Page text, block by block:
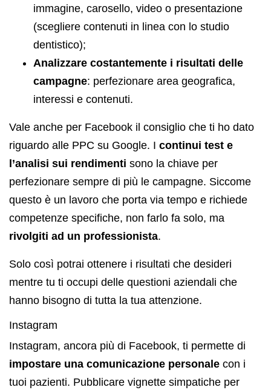
immagine, carosello, video o presentazione
(scegliere contenuti in linea con lo studio
dentistico);
Analizzare costantemente i risultati delle
campagne: perfezionare area geografica,
interessi e contenuti.
Vale anche per Facebook il consiglio che ti ho dato
riguardo alle PPC su Google. I continui test e
l’analisi sui rendimenti sono la chiave per
perfezionare sempre di più le campagne. Siccome
questo è un lavoro che porta via tempo e richiede
competenze specifiche, non farlo fa solo, ma
rivolgiti ad un professionista.
Solo così potrai ottenere i risultati che desideri
mentre tu ti occupi delle questioni aziendali che
hanno bisogno di tutta la tua attenzione.
Instagram
Instagram, ancora più di Facebook, ti permette di
impostare una comunicazione personale con i
tuoi pazienti. Pubblicare vignette simpatiche per